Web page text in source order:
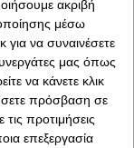
ακριβή
μέσω
να συναινέσετε
μας όπως
να κάνετε κλικ
πρόσβαση σε
προτιμήσεις
επεξεργασία